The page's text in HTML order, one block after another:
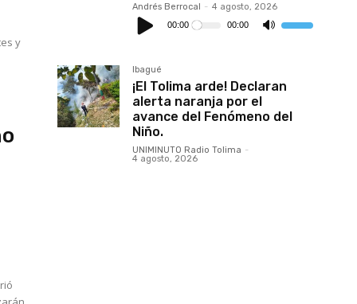
y
Andrés Berrocal - 4 agosto, 2026
Reproductor
de
audio
00:00 00:00
Utiliza
para
o
disminuir
Ibagué
¡El Tolima arde! Declaran
alerta naranja por el
avance del Fenómeno del
Niño.
UNIMINUTO Radio Tolima -
4 agosto, 2026